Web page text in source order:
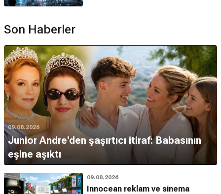
Son Haberler
09.08.2026
Junior Andre'den şaşırtıcı itiraf: Babasının
eşine aşıktı
09.08.2026
Innocean reklam ve sinema